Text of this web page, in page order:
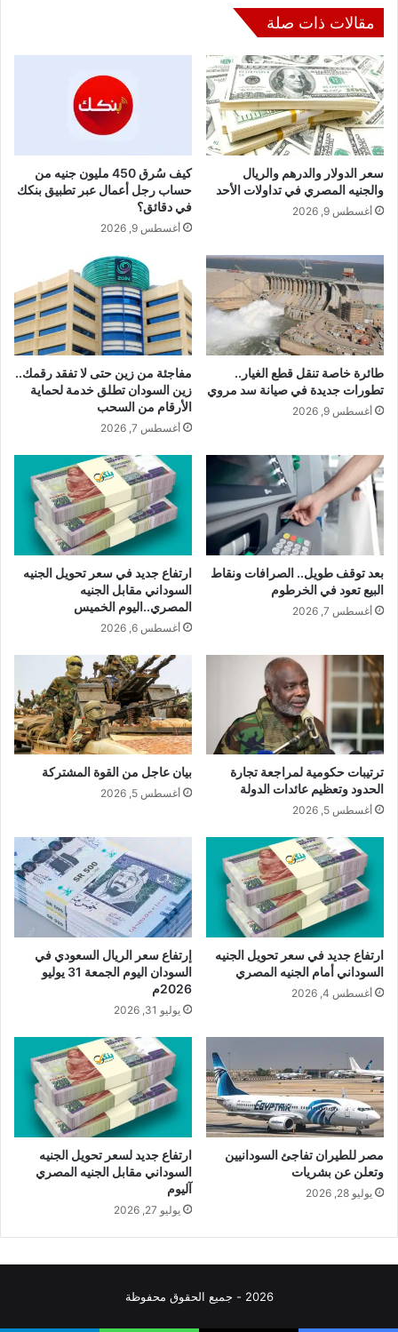
مقالات ذات صلة
سعر الدولار والدرهم والريال
والجنيه المصري في تداولات الأحد
أغسطس 9, 2026
كيف سُرق 450 مليون جنيه من
حساب رجل أعمال عبر تطبيق بنكك
في دقائق؟
أغسطس 9, 2026
طائرة خاصة تنقل قطع الغيار..
تطورات جديدة في صيانة سد مروي
أغسطس 9, 2026
مفاجئة من زين حتى لا تفقد رقمك..
زين السودان تطلق خدمة لحماية
الأرقام من السحب
أغسطس 7, 2026
بعد توقف طويل.. الصرافات ونقاط
البيع تعود في الخرطوم
أغسطس 7, 2026
ارتفاع جديد في سعر تحويل الجنيه
السوداني مقابل الجنيه
المصري..اليوم الخميس
أغسطس 6, 2026
ترتيبات حكومية لمراجعة تجارة
الحدود وتعظيم عائدات الدولة
أغسطس 5, 2026
بيان عاجل من القوة المشتركة
أغسطس 5, 2026
ارتفاع جديد في سعر تحويل الجنيه
السوداني أمام الجنيه المصري
أغسطس 4, 2026
إرتفاع سعر الريال السعودي في
السودان اليوم الجمعة 31 يوليو
2026م
يوليو 31, 2026
مصر للطيران تفاجئ السودانيين
وتعلن عن بشريات
يوليو 28, 2026
ارتفاع جديد لسعر تحويل الجنيه
السوداني مقابل الجنيه المصري
آليوم
يوليو 27, 2026
2026 - جميع الحقوق محفوظة